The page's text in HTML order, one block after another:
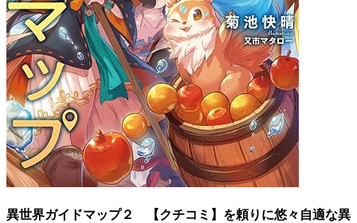
異世界ガイドマップ２ 【クチコミ】を頼りに悠々自適な異